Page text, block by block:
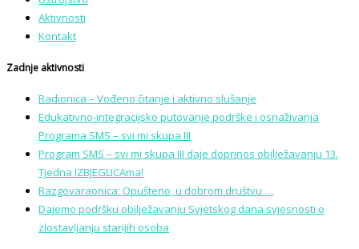
Aktivnosti
Kontakt
Zadnje aktivnosti
Radionica – Vođeno čitanje i aktivno slušanje
Edukativno-integracijsko putovanje podrške i osnaživanja
Programa SMS – svi mi skupa III
Program SMS – svi mi skupa III daje doprinos obilježavanju 13.
Tjedna IZBJEGLICAma!
Razgovaraonica: Opušteno, u dobrom društvu …
Dajemo podršku obilježavanju Svjetskog dana svjesnosti o
zlostavljanju starijih osoba